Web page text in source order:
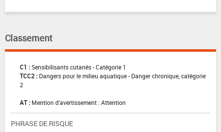
Classement
C1 :Sensibilisants cutanés - Catégorie 1
TCC2 : Dangers pour le milieu aquatique - Danger chronique, catégorie
2
AT : Mention d'avertissement : Attention
PHRASE DE RISQUE